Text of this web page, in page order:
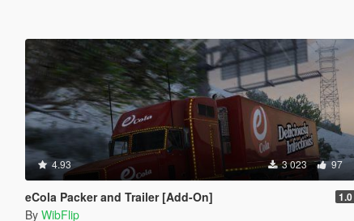
4.93 3 023 97
eCola Packer and Trailer [Add-On] 1.0
By WibFlip